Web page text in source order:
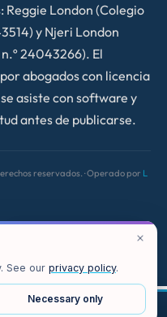
Reggie London (Colegio
y Njeri London
24043266). El
abogados con licencia
asiste con software y
antes de publicarse.
reservados. · Operado por L
See our privacy policy.
Necessary only